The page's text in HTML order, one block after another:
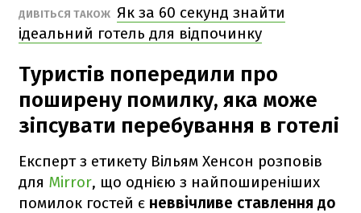
ДИВІТЬСЯ ТАКОЖ Як за 60 секунд знайти
ідеальний готель для відпочинку
Туристів попередили про
поширену помилку, яка може
зіпсувати перебування в готелі
Експерт з етикету Вільям Хенсон розповів
для Mirror, що однією з найпоширеніших
помилок гостей є неввічливе ставлення до